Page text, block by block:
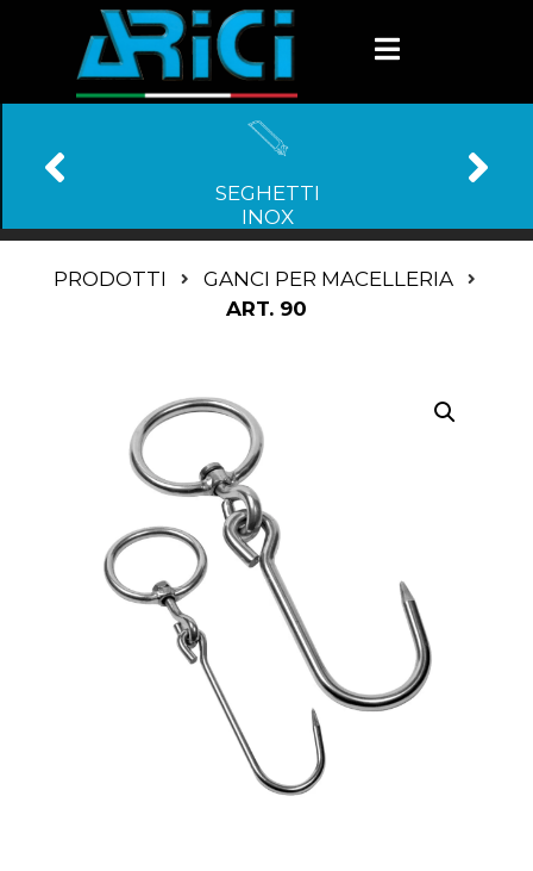
SEGHETTI
INOX
PRODOTTI
GANCI PER MACELLERIA
ART. 90